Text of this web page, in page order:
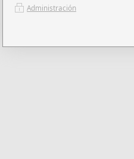
Administración